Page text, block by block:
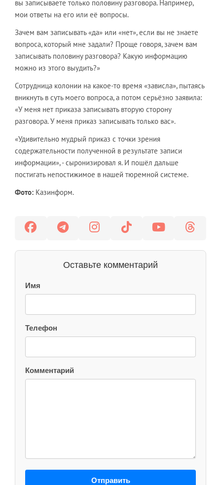
вы записываете только половину разговора. Например,
мои ответы на его или её вопросы.
Зачем вам записывать «да» или «нет», если вы не знаете
вопроса, который мне задали? Проще говоря, зачем вам
записывать половину разговора? Какую информацию
можно из этого выудить?»
Сотрудница колонии на какое-то время «зависла», пытаясь
вникнуть в суть моего вопроса, а потом серьёзно заявила:
«У меня нет приказа записывать вторую сторону
разговора. У меня приказ записывать только вас».
«Удивительно мудрый приказ с точки зрения
содержательности полученной в результате записи
информации», - сыронизировал я. И пошёл дальше
постигать непостижимое в нашей тюремной системе.
Фото: Казинформ.
Оставьте комментарий
Имя
Телефон
Комментарий
Отправить